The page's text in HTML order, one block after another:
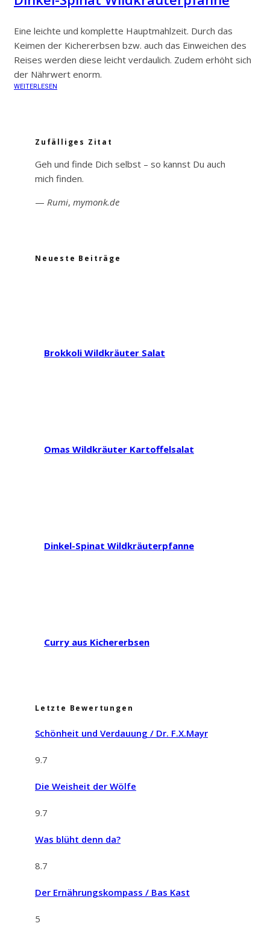
Eine leichte und komplette Hauptmahlzeit. Durch das
Keimen der Kichererbsen bzw. auch das Einweichen des
Reises werden diese leicht verdaulich. Zudem erhöht sich
der Nährwert enorm.
WEITERLESEN
Zufälliges Zitat
Geh und finde Dich selbst – so kannst Du auch
mich finden.
— Rumi, mymonk.de
Neueste Beiträge
Brokkoli Wildkräuter Salat
Omas Wildkräuter Kartoffelsalat
Dinkel-Spinat Wildkräuterpfanne
Curry aus Kichererbsen
Letzte Bewertungen
Schönheit und Verdauung / Dr. F.X.Mayr
9.7
Die Weisheit der Wölfe
9.7
Was blüht denn da?
8.7
Der Ernährungskompass / Bas Kast
5